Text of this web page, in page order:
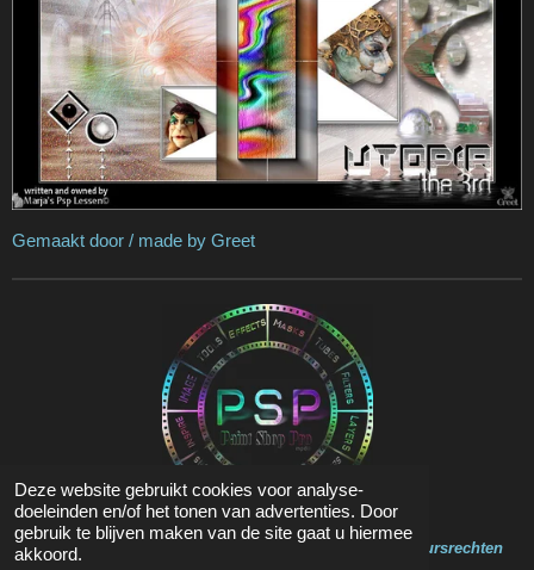
Deze website gebruikt cookies voor analyse-
doeleinden en/of het tonen van advertenties. Door
gebruik te blijven maken van de site gaat u hiermee
akkoord.
Gemaakt door / made by Greet
Op de inhoud van deze website zit Copyright en Auteursrechten